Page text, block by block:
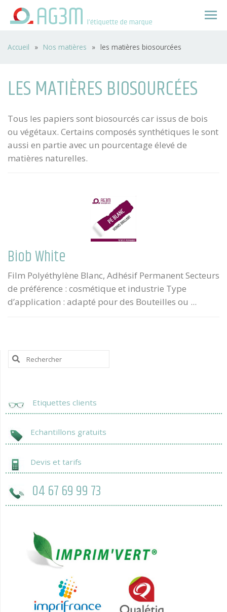
Accueil » Nos matières » les matières biosourcées
LES MATIÈRES BIOSOURCÉES
Tous les papiers sont biosourcés car issus de bois
ou végétaux. Certains composés synthétiques le sont
aussi en partie avec un pourcentage élevé de
matières naturelles.
Biob White
Film Polyéthylène Blanc, Adhésif Permanent Secteurs
de préférence : cosmétique et industrie Type
d’application : adapté pour des Bouteilles ou ...
Search
for:
Etiquettes clients
Echantillons gratuits
Devis et tarifs
04 67 69 99 73